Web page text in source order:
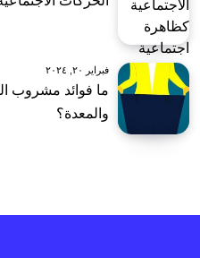
فبراير ٢٠, ٢٠٢٤
ما فوائد مشروب
والمعدة؟